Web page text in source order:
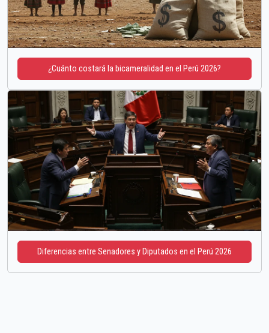
¿Cuánto costará la bicameralidad en el Perú 2026?
Diferencias entre Senadores y Diputados en el Perú 2026